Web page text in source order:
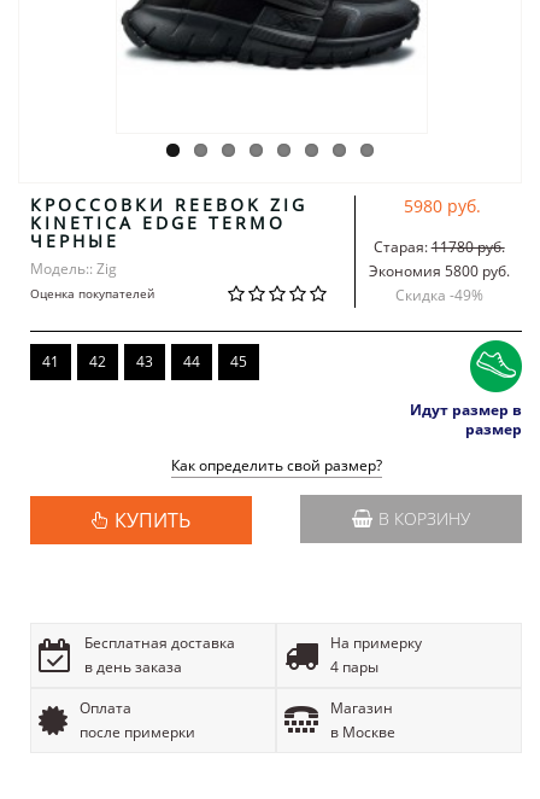
КРОССОВКИ REEBOK ZIG
KINETICA EDGE TERMO
ЧЕРНЫЕ
Модель:: Zig
Оценка покупателей
5980 руб.
Старая:11780 руб.
Экономия 5800 руб.
Скидка -49%
41 42 43 44 45
Идут размер в
размер
Как определить свой размер?
КУПИТЬ В КОРЗИНУ
Бесплатная доставка
в день заказа
На примерку
4 пары
Оплата
после примерки
Магазин
в Москве